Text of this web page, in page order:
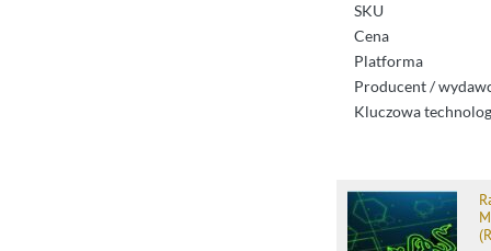
SKU
Cena
Platforma
Producent /
Kluczowa